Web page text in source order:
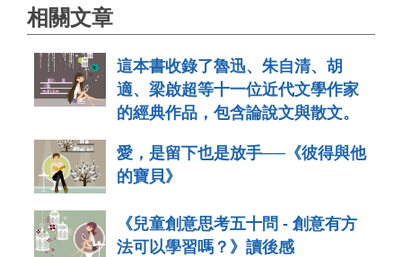
相關文章
這本書收錄了魯迅、朱自清、胡
適、梁啟超等十一位近代文學作家
的經典作品，包含論說文與散文。
愛，是留下也是放手──《彼得與他
的寶貝》
《兒童創意思考五十問 - 創意有方
法可以學習嗎？》讀後感